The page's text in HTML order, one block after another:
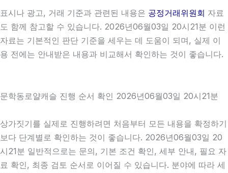
표시나 광고, 거래 기준과 관련된 내용은 공정거래위원회 자료
도 함께 참고할 수 있습니다. 2026년06월03일 20시21분 이런
자료는 기본적인 판단 기준을 세우는 데 도움이 되며, 실제 이
용 전에는 안내받은 내용과 비교해서 확인하는 것이 좋습니다.
문학동로얄캐슬 진행 순서 확인 2026년06월03일 20시21분
상가짓기를 실제로 진행하려면 처음부터 모든 내용을 확정하기
보다 단계별로 확인하는 것이 좋습니다. 2026년06월03일 20
시21분 일반적으로는 문의, 기본 조건 확인, 세부 안내, 필요 자
료 확인, 최종 검토 순서로 이어질 수 있습니다. 분야에 따라 세